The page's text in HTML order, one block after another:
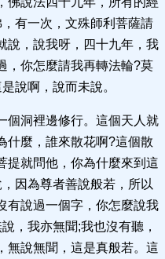
有一次，文殊師利菩薩請
說，說我呀，四十九年，我
，你怎麼請我再轉法輪?莫
說啊，說而未說。
個洞裡邊修行。這個天人就
什麼，誰來散花啊?這個散
提就問他，你為什麼來到這
因為尊者善說般若，所以
有說過一個字，你怎麼說我
，我亦無聞;我也沒有聽，
無說無聞，這是真般若。這